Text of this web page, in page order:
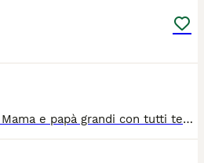
Ultima coccolona molto dolce da Mama e papà grandi con tutti test di salute.abituata a tiragraffi,lettiera,mangiare di alta qualità e tantissime coccole🥰piu info e foto volentieri.solo gente interesata non perditempo.